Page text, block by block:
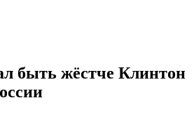
быть жёстче Клинтон